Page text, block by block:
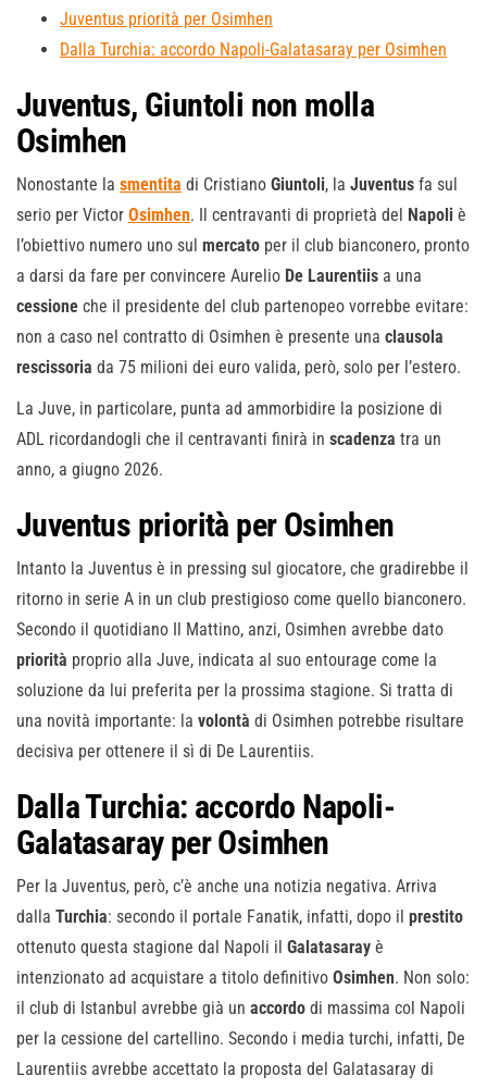
Juventus priorità per Osimhen
Dalla Turchia: accordo Napoli-Galatasaray per Osimhen
Juventus, Giuntoli non molla
Osimhen
Nonostante la smentita di Cristiano Giuntoli, la Juventus fa sul
serio per Victor Osimhen. Il centravanti di proprietà del Napoli è
l’obiettivo numero uno sul mercato per il club bianconero, pronto
a darsi da fare per convincere Aurelio De Laurentiis a una
cessione che il presidente del club partenopeo vorrebbe evitare:
non a caso nel contratto di Osimhen è presente una clausola
rescissoria da 75 milioni dei euro valida, però, solo per l’estero.
La Juve, in particolare, punta ad ammorbidire la posizione di
ADL ricordandogli che il centravanti finirà in scadenza tra un
anno, a giugno 2026.
Juventus priorità per Osimhen
Intanto la Juventus è in pressing sul giocatore, che gradirebbe il
ritorno in serie A in un club prestigioso come quello bianconero.
Secondo il quotidiano Il Mattino, anzi, Osimhen avrebbe dato
priorità proprio alla Juve, indicata al suo entourage come la
soluzione da lui preferita per la prossima stagione. Si tratta di
una novità importante: la volontà di Osimhen potrebbe risultare
decisiva per ottenere il sì di De Laurentiis.
Dalla Turchia: accordo Napoli-
Galatasaray per Osimhen
Per la Juventus, però, c’è anche una notizia negativa. Arriva
dalla Turchia: secondo il portale Fanatik, infatti, dopo il prestito
ottenuto questa stagione dal Napoli il Galatasaray è
intenzionato ad acquistare a titolo definitivo Osimhen. Non solo:
il club di Istanbul avrebbe già un accordo di massima col Napoli
per la cessione del cartellino. Secondo i media turchi, infatti, De
Laurentiis avrebbe accettato la proposta del Galatasaray di